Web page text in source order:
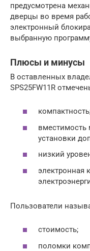
предусмотрена
дверцы во время
электронный
выбранную
Плюсы и минусы
В оставленных
SPS25FW11R
вместимость
установки
низкий
электронная
Пользователи
стоимость;
поломки